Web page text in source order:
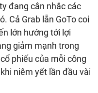
đang cân nhắc các
Cả Grab lẫn GoTo coi
lớn hướng tới lợi
giảm mạnh trong
phiếu của mỗi công
niêm yết lần đầu vài